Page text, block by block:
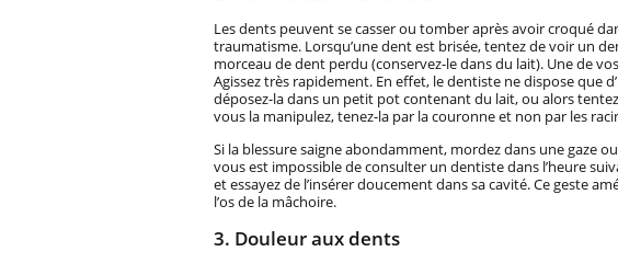
Les dents peuvent se casser ou tomber après avoir croqué
traumatisme. Lorsqu’une dent est brisée, tentez de voir un
morceau de dent perdu (conservez-le dans du lait). Une de
Agissez très rapidement. En effet, le dentiste ne dispose que
déposez-la dans un petit pot contenant du lait, ou alors
vous la manipulez, tenez-la par la couronne et non par les
Si la blessure saigne abondamment, mordez dans une gaze
vous est impossible de consulter un dentiste dans l’heure
et essayez de l’insérer doucement dans sa cavité. Ce geste
l’os de la mâchoire.
3. Douleur aux dents